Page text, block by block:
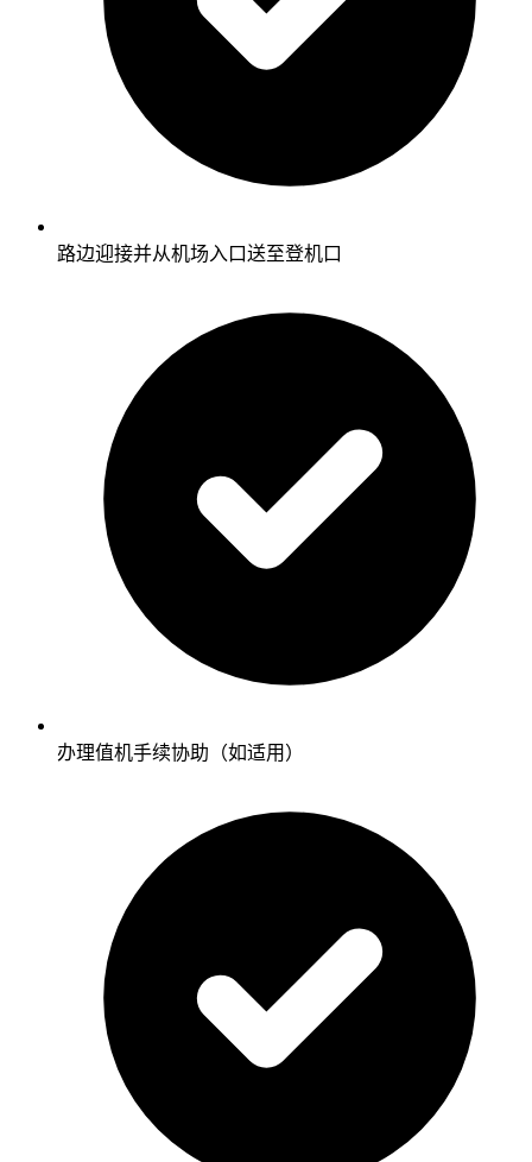
路边迎接并从机场入口送至登机口
办理值机手续协助（如适用）